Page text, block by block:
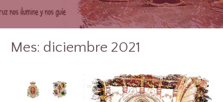
Mes: diciembre 2021